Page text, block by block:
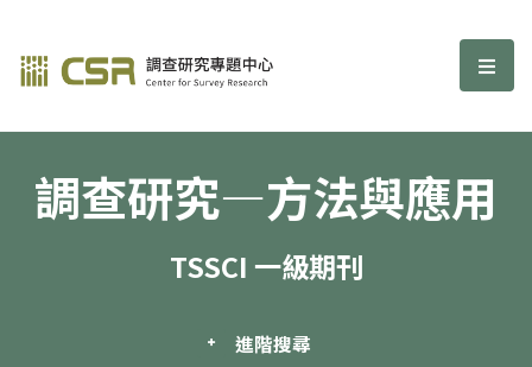
調查研究—方法與應用期刊 選
調查研究—方法與應用
TSSCI 一級期刊
進階搜尋